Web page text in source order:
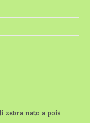
zebra nato a pois